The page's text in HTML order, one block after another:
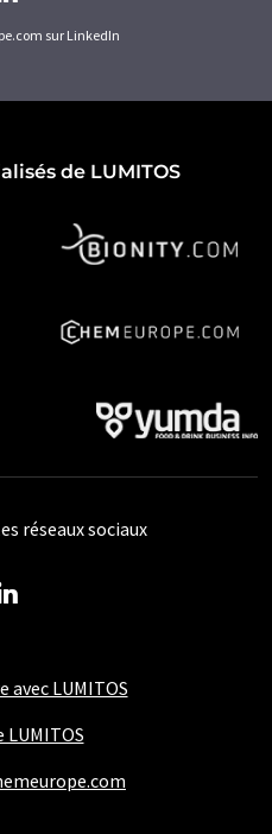
sur LinkedIn
de LUMITOS
avec LUMITOS
LUMITOS
réseaux sociaux